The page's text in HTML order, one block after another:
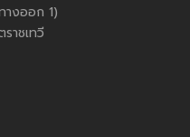
งออก 1)
าชเทวี